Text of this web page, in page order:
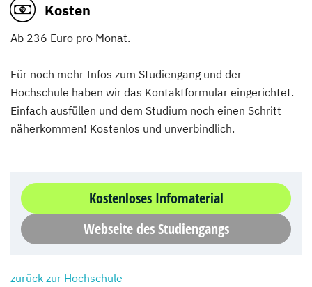
Kosten
Ab 236 Euro pro Monat.
Für noch mehr Infos zum Studiengang und der
Hochschule haben wir das Kontaktformular eingerichtet.
Einfach ausfüllen und dem Studium noch einen Schritt
näherkommen! Kostenlos und unverbindlich.
Kostenloses Infomaterial
Webseite des Studiengangs
zurück zur Hochschule